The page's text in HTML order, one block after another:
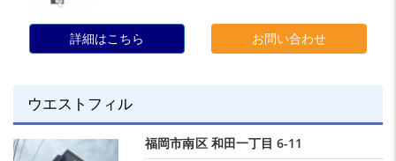
詳細はこちら お問い合わせ
ウエストフィル
福岡市南区 和田一丁目 6-11